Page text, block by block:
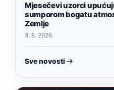
Mjesečevi uzorci
sumporom bogatu
Zemlje
3. 8. 2026.
Sve novosti